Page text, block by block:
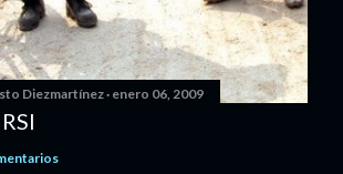
Diezmartínez enero 06, 2009